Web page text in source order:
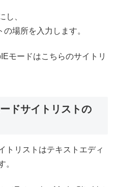
し、
場所を入力します。
モードはこちらのサイトリ
ドサイトリストの
トリストはテキストエディ
。